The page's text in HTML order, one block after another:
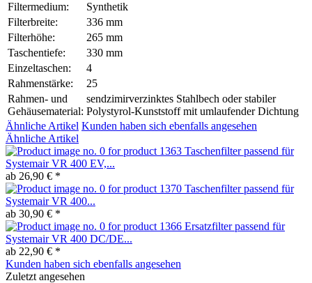
Filtermedium:
Synthetik
Filterbreite:
336 mm
Filterhöhe:
265 mm
Taschentiefe:
330 mm
Einzeltaschen:
4
Rahmenstärke:
25
Rahmen- und
Gehäusematerial:
sendzimirverzinktes Stahlbech oder stabiler
Polystyrol-Kunststoff mit umlaufender Dichtung
Ähnliche Artikel Kunden haben sich ebenfalls angesehen
Ähnliche Artikel
Taschenfilter passend für
Systemair VR 400 EV,...
ab 26,90 € *
Taschenfilter passend für
Systemair VR 400...
ab 30,90 € *
Ersatzfilter passend für
Systemair VR 400 DC/DE...
ab 22,90 € *
Kunden haben sich ebenfalls angesehen
Zuletzt angesehen